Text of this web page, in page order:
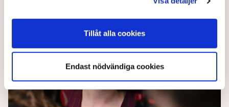
Tillåt alla cookies
Endast nödvändiga cookies